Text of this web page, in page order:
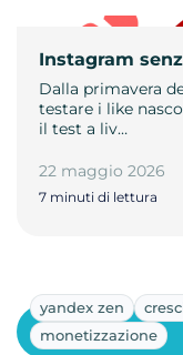
Instagram
Dalla primavera
testare i like
il test a liv…
22 maggio 2026
7 minuti di lettura
yandex zen
monetizzazione